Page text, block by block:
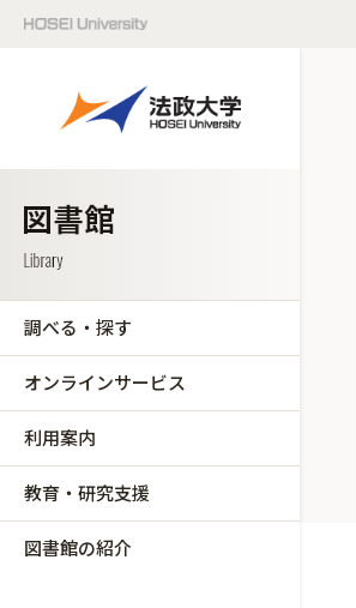
調べる・探す
オンラインサービス
利用案内
教育・研究支援
図書館の紹介